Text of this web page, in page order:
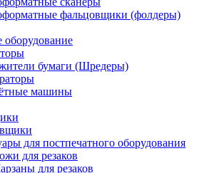
фальцовщики (фолдеры)
оборудование
бумаги (Шредеры)
машины
для постпечатного оборудования
для резаков
для резаков